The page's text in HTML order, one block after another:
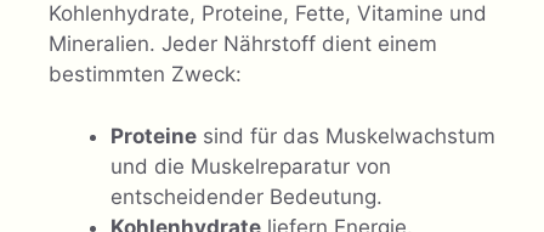
Kohlenhydrate, Proteine, Fette, Vitamine und
Mineralien. Jeder Nährstoff dient einem
bestimmten Zweck:
Proteine sind für das Muskelwachstum
und die Muskelreparatur von
entscheidender Bedeutung.
Kohlenhydrate liefern Energie.